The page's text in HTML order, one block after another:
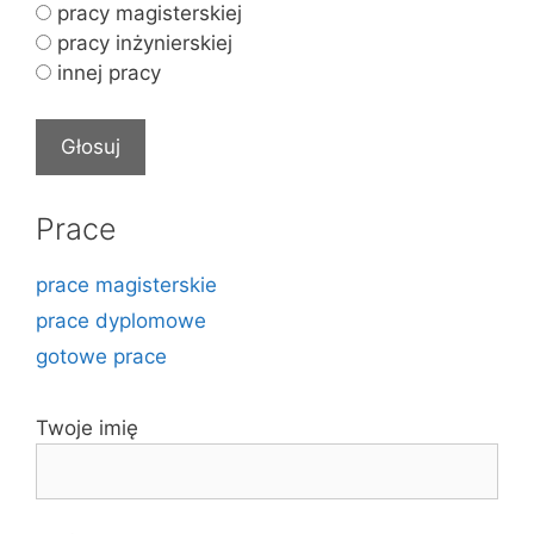
pracy magisterskiej
pracy inżynierskiej
innej pracy
Prace
prace magisterskie
prace dyplomowe
gotowe prace
Twoje imię